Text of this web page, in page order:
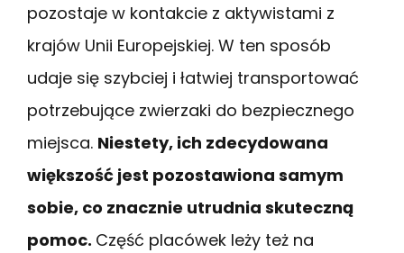
pozostaje w kontakcie z aktywistami z
krajów Unii Europejskiej. W ten sposób
udaje się szybciej i łatwiej transportować
potrzebujące zwierzaki do bezpiecznego
miejsca. Niestety, ich zdecydowana
większość jest pozostawiona samym
sobie, co znacznie utrudnia skuteczną
pomoc. Część placówek leży też na